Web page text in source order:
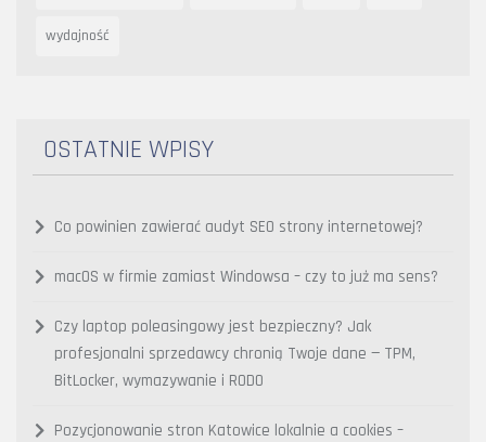
wydajność
OSTATNIE WPISY
Co powinien zawierać audyt SEO strony internetowej?
macOS w firmie zamiast Windowsa – czy to już ma sens?
Czy laptop poleasingowy jest bezpieczny? Jak
profesjonalni sprzedawcy chronią Twoje dane — TPM,
BitLocker, wymazywanie i RODO
Pozycjonowanie stron Katowice lokalnie a cookies –